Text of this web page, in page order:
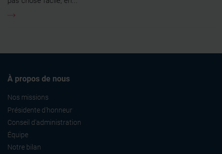
À propos de nous
Nos missions
Présidente d'honneur
Conseil d'administration
Équipe
Notre bilan